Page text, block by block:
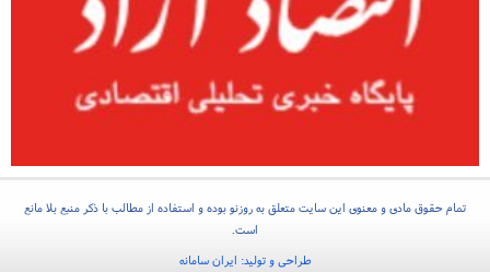
تمام حقوق مادی و معنوی این سایت متعلق به روزنو بوده و استفاده از مطالب با ذکر منبع بلا مانع
است.
طراحی و تولید: ایران سامانه